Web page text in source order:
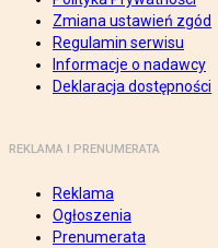
Zmiana ustawień zgód
Regulamin serwisu
Informacje o nadawcy
Deklaracja dostępności
REKLAMA I PRENUMERATA
Reklama
Ogłoszenia
Prenumerata